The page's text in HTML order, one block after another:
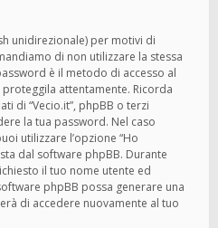
unidirezionale) per motivi di
di non utilizzare la stessa
è il metodo di accesso al
proteggila attentamente. Ricorda
di “Vecio.it”, phpBB o terzi
la tua password. Nel caso
utilizzare l’opzione “Ho
dal software phpBB. Durante
il tuo nome utente ed
phpBB possa generare una
di accedere nuovamente al tuo